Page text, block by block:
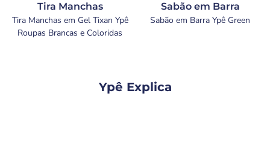
Tira Manchas
Tira Manchas em Gel Tixan Ypê
Roupas Brancas e Coloridas
Sabão em Barra
Sabão em Barra Ypê Green
Ypê Explica